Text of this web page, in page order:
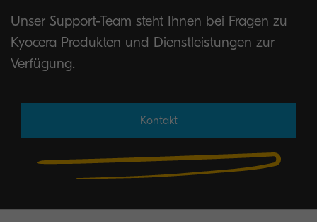
Unser Support-Team steht Ihnen bei Fragen zu
Kyocera Produkten und Dienstleistungen zur
Verfügung.
Kontakt